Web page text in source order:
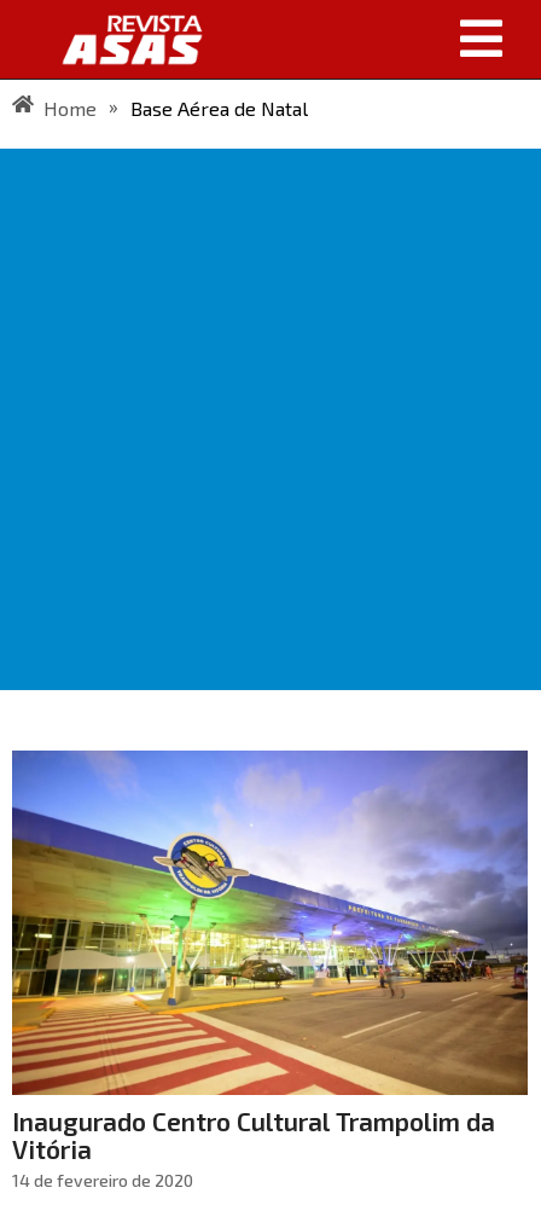
Home » Base Aérea de Natal
Inaugurado Centro Cultural Trampolim da
Vitória
14 de fevereiro de 2020